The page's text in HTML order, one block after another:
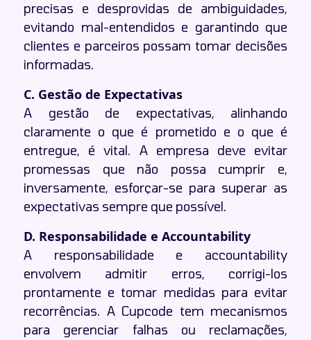
precisas e desprovidas de ambiguidades,
evitando mal-entendidos e garantindo que
clientes e parceiros possam tomar decisões
informadas.
C. Gestão de Expectativas
A gestão de expectativas, alinhando
claramente o que é prometido e o que é
entregue, é vital. A empresa deve evitar
promessas que não possa cumprir e,
inversamente, esforçar-se para superar as
expectativas sempre que possível.
D. Responsabilidade e Accountability
A responsabilidade e accountability
envolvem admitir erros, corrigi-los
prontamente e tomar medidas para evitar
recorrências. A Cupcode tem mecanismos
para gerenciar falhas ou reclamações,